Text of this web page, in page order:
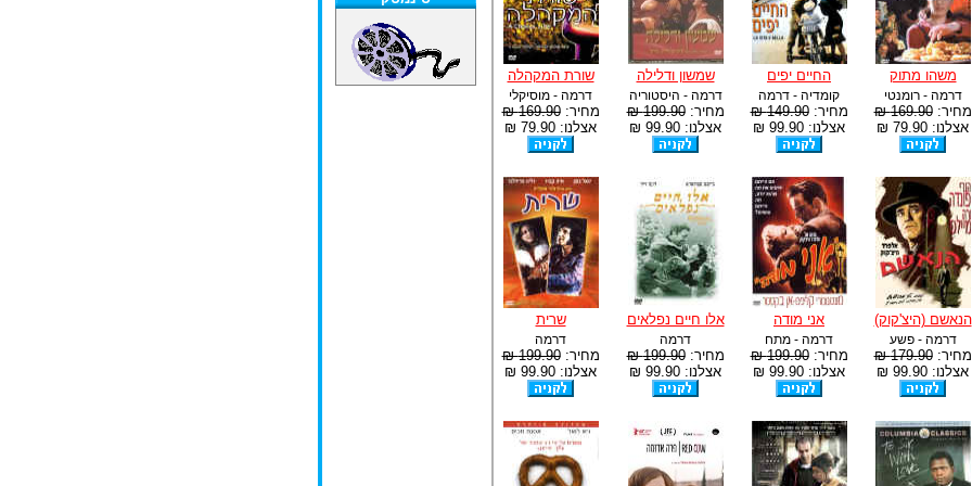
משהו מתוק
דרמה - רומנטי
מחיר:169.90 ₪
אצלנו: 79.90 ₪
החיים יפים
קומדיה - דרמה
מחיר:149.90 ₪
אצלנו: 99.90 ₪
שמשון ודלילה
דרמה - היסטוריה
מחיר:199.90 ₪
אצלנו: 99.90 ₪
שורת המקהלה
דרמה - מוסיקלי
מחיר:169.90 ₪
אצלנו: 79.90 ₪
הנאשם (היצ'קוק)
דרמה - פשע
מחיר:179.90 ₪
אצלנו: 99.90 ₪
אני מודה
דרמה - מתח
מחיר:199.90 ₪
אצלנו: 99.90 ₪
אלו חיים נפלאים
דרמה
מחיר:199.90 ₪
אצלנו: 99.90 ₪
שרית
דרמה
מחיר:199.90 ₪
אצלנו: 99.90 ₪